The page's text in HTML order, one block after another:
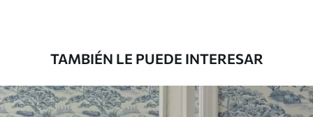
Premium
8.33$5.00/sq ft
TAMBIÉN LE PUEDE INTERESAR